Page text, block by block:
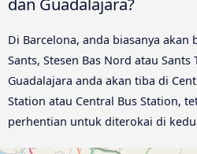
Di Barcelona, anda biasanya akan
Sants, Stesen Bas Nord atau
Guadalajara anda akan tiba di
Station atau Central Bus Station,
perhentian untuk diterokai di